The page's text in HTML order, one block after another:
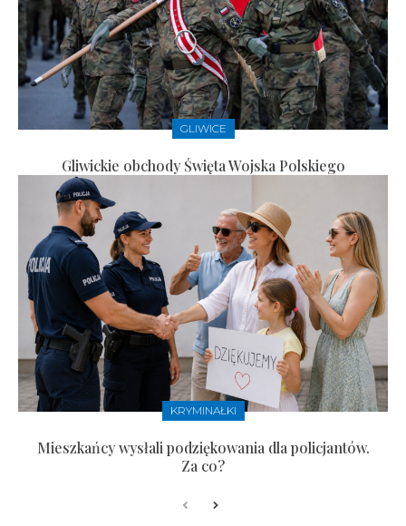
GLIWICE
Gliwickie obchody Święta Wojska Polskiego
KRYMINAŁKI
Mieszkańcy wysłali podziękowania dla policjantów.
Za co?